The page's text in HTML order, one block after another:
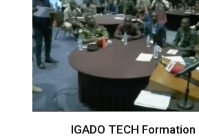
IGADO TECH Formation